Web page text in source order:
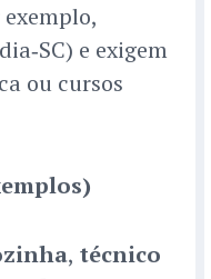
e exigem
ou cursos
, técnico